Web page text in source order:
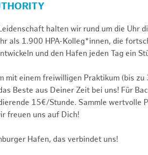
halten wir rund um die Uhr
als 1.900 HPA-Kolleg*innen, die
und den Hafen jeden Tag ein
mit einem freiwilligen Praktikum (bis zu
Beste aus Deiner Zeit bei uns! Für
15€/Stunde. Sammle wertvolle
freuen uns auf Dich!
Hafen, das verbindet uns!